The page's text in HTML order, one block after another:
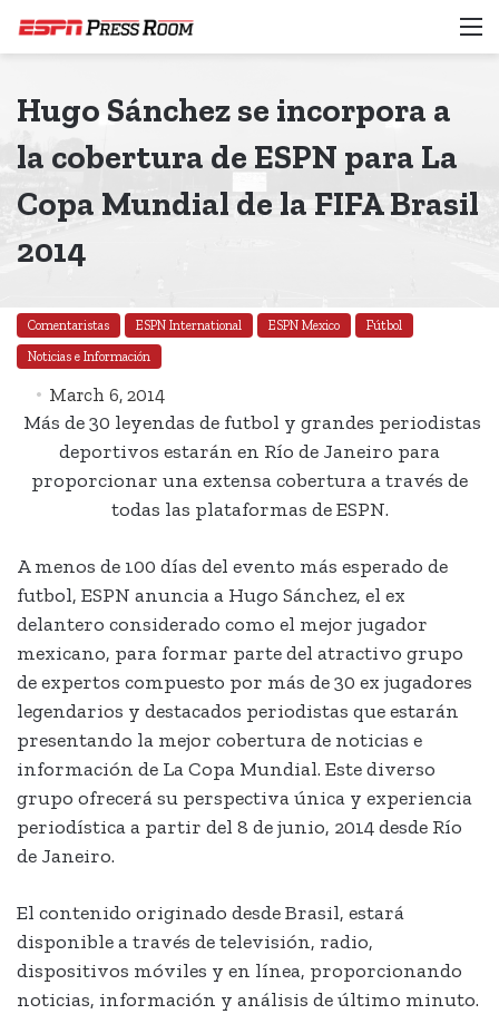
Hugo Sánchez se incorpora a
la cobertura de ESPN para La
Copa Mundial de la FIFA Brasil
2014
Comentaristas ESPN International ESPN Mexico
Fútbol
Noticias e Información
March 6, 2014
Más de 30 leyendas de futbol y grandes periodistas
deportivos estarán en Río de Janeiro para
proporcionar una extensa cobertura a través de
todas las plataformas de ESPN.
A menos de 100 días del evento más esperado de
futbol, ESPN anuncia a Hugo Sánchez, el ex
delantero considerado como el mejor jugador
mexicano, para formar parte del atractivo grupo
de expertos compuesto por más de 30 ex jugadores
legendarios y destacados periodistas que estarán
presentando la mejor cobertura de noticias e
información de La Copa Mundial. Este diverso
grupo ofrecerá su perspectiva única y experiencia
periodística a partir del 8 de junio, 2014 desde Río
de Janeiro.
El contenido originado desde Brasil, estará
disponible a través de televisión, radio,
dispositivos móviles y en línea, proporcionando
noticias, información y análisis de último minuto.